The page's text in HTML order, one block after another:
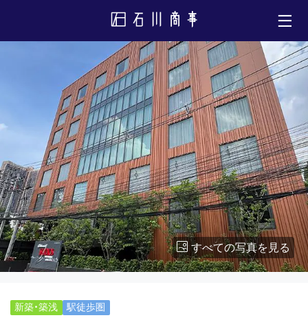
すべての写真を見る
新築・築浅 駅徒歩圏